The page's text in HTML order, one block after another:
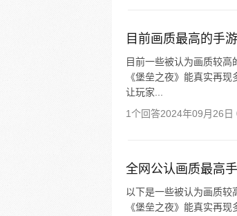
目前画质最高的手游
目前一些被认为画质较高
《堡垒之夜》能真实再
让玩家...
1个回答2024年09月26日
全网公认画质最高
以下是一些被认为画质较
《堡垒之夜》能真实再